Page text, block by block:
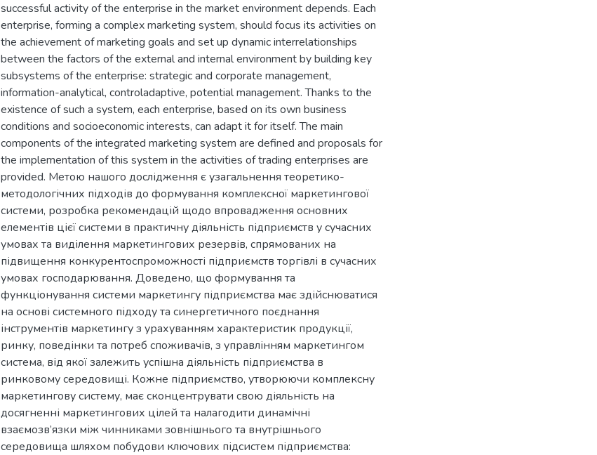
successful activity of the enterprise in the market environment depends. Each
enterprise, forming a complex marketing system, should focus its activities on
the achievement of marketing goals and set up dynamic interrelationships
between the factors of the external and internal environment by building key
subsystems of the enterprise: strategic and corporate management,
information-analytical, controladaptive, potential management. Thanks to the
existence of such a system, each enterprise, based on its own business
conditions and socioeconomic interests, can adapt it for itself. The main
components of the integrated marketing system are defined and proposals for
the implementation of this system in the activities of trading enterprises are
provided. Метою нашого дослідження є узагальнення теоретико-
методологічних підходів до формування комплексної маркетингової
системи, розробка рекомендацій щодо впровадження основних
елементів цієї системи в практичну діяльність підприємств у сучасних
умовах та виділення маркетингових резервів, спрямованих на
підвищення конкурентоспроможності підприємств торгівлі в сучасних
умовах господарювання. Доведено, що формування та
функціонування системи маркетингу підприємства має здійснюватися
на основі системного підходу та синергетичного поєднання
інструментів маркетингу з урахуванням характеристик продукції,
ринку, поведінки та потреб споживачів, з управлінням маркетингом
система, від якої залежить успішна діяльність підприємства в
ринковому середовищі. Кожне підприємство, утворюючи комплексну
маркетингову систему, має сконцентрувати свою діяльність на
досягненні маркетингових цілей та налагодити динамічні
взаємозв’язки між чинниками зовнішнього та внутрішнього
середовища шляхом побудови ключових підсистем підприємства: